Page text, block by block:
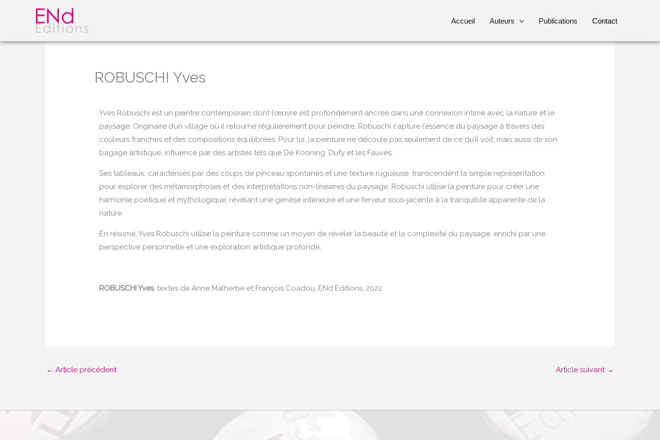
Accueil Auteurs Publications Contact
ROBUSCHI Yves
Yves Robuschi est un peintre contemporain dont l’œuvre est profondément ancrée dans une connexion intime avec la nature et le
paysage. Originaire d’un village où il retourne régulièrement pour peindre, Robuschi capture l’essence du paysage à travers des
couleurs franches et des compositions équilibrées. Pour lui, la peinture ne découle pas seulement de ce qu’il voit, mais aussi de son
bagage artistique, influencé par des artistes tels que De Kooning, Dufy et les Fauves.
Ses tableaux, caractérisés par des coups de pinceau spontanés et une texture rugueuse, transcendent la simple représentation
pour explorer des métamorphoses et des interprétations non-linéaires du paysage. Robuschi utilise la peinture pour créer une
harmonie poétique et mythologique, révélant une genèse intérieure et une ferveur sous-jacente à la tranquillité apparente de la
nature.
En résumé, Yves Robuschi utilise la peinture comme un moyen de révéler la beauté et la complexité du paysage, enrichi par une
perspective personnelle et une exploration artistique profonde.
ROBUSCHI Yves, textes de Anne Malherbe et François Coadou, ENd Éditions, 2022
← Article précédent Article suivant →